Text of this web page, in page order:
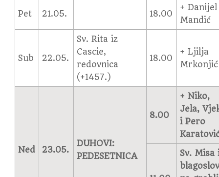
Pet 21.05. 18.00
+ Danijel
Mandić
Sub 22.05.
Sv. Rita iz
Cascie,
redovnica
(+1457.)
18.00
+ Ljilja
Mrkonjić
Ned 23.05.
DUHOVI:
PEDESETNICA
8.00
+ Niko,
Jela,
i Pero
Sv. Misa